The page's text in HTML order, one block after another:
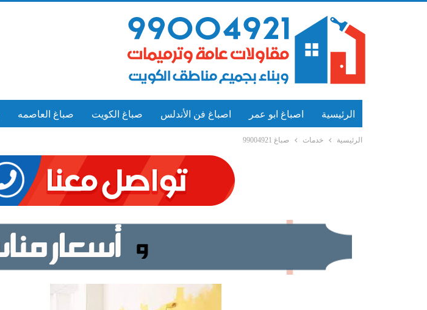
الرئيسية اصباغ ابو عمر اصباغ فن الأندلس صباغ الكويت صباغ العاصمه
الرئيسية خدمات صباغ 99004921